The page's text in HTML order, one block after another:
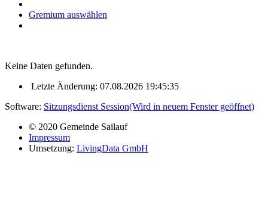
Gremium auswählen
Keine Daten gefunden.
Letzte Änderung: 07.08.2026 19:45:35
Software: Sitzungsdienst Session(Wird in neuem Fenster geöffnet)
© 2020 Gemeinde Sailauf
Impressum
Umsetzung: LivingData GmbH